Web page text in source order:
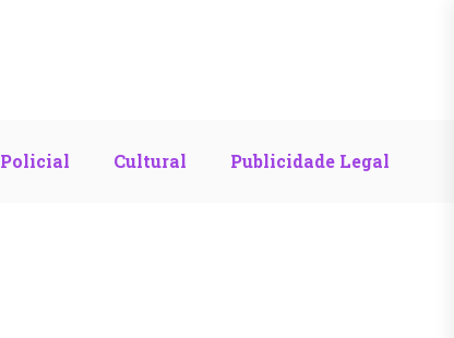
Policial Cultural Publicidade Legal